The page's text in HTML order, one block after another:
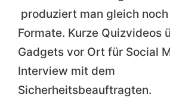
produziert man gleich
Formate. Kurze Quizvideos
Gadgets vor Ort für Social
Interview mit dem
Sicherheitsbeauftragten.